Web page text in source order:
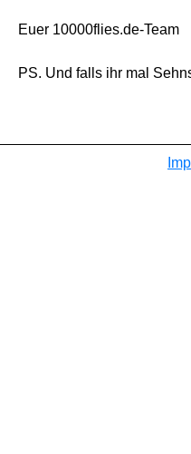
Euer 10000flies.de-Team
PS. Und falls ihr mal